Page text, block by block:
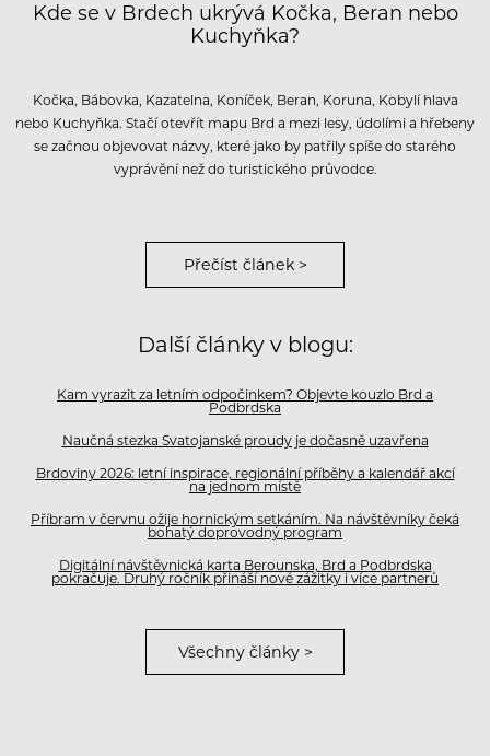
Kde se v Brdech ukrývá Kočka, Beran nebo
Kuchyňka?
Kočka, Bábovka, Kazatelna, Koníček, Beran, Koruna, Kobylí hlava
nebo Kuchyňka. Stačí otevřít mapu Brd a mezi lesy, údolími a hřebeny
se začnou objevovat názvy, které jako by patřily spíše do starého
vyprávění než do turistického průvodce.
Přečíst článek >
Další články v blogu:
Kam vyrazit za letním odpočinkem? Objevte kouzlo Brd a
Podbrdska
Naučná stezka Svatojanské proudy je dočasně uzavřena
Brdoviny 2026: letní inspirace, regionální příběhy a kalendář akcí
na jednom místě
Příbram v červnu ožije hornickým setkáním. Na návštěvníky čeká
bohatý doprovodný program
Digitální návštěvnická karta Berounska, Brd a Podbrdska
pokračuje. Druhý ročník přináší nové zážitky i více partnerů
Všechny články >